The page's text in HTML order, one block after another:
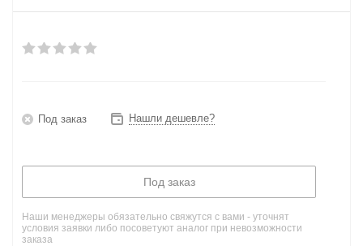
Под заказ Нашли дешевле?
Под заказ
Наши менеджеры обязательно свяжутся с вами - уточнят
условия заявки либо посоветуют аналог при невозможности
заказа